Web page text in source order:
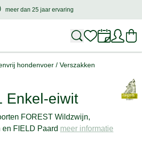
meer dan 25 jaar ervaring
meer dan25 jaar ervaring
hondenvoer / Verszakken
Enkel-eiwit
FOREST Wildzwijn,
FIELD Paard meer informatie